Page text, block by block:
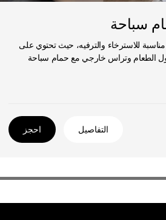
سباحة
بـ 3 غرف نوم تُعد مناسبة للاسترخاء والترفيه، حيث تحتوي على
الطعام وتراس خارجي مع حمام سباحة
التفاصيل احجز